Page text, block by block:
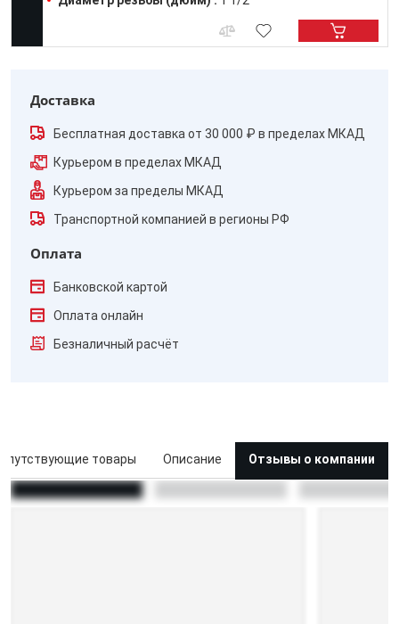
Доставка
Бесплатная доставка от 30 000 ₽ в пределах МКАД
Курьером в пределах МКАД
Курьером за пределы МКАД
Транспортной компанией в регионы РФ
Оплата
Банковской картой
Оплата онлайн
Безналичный расчёт
товары Описание Отзывы о компании